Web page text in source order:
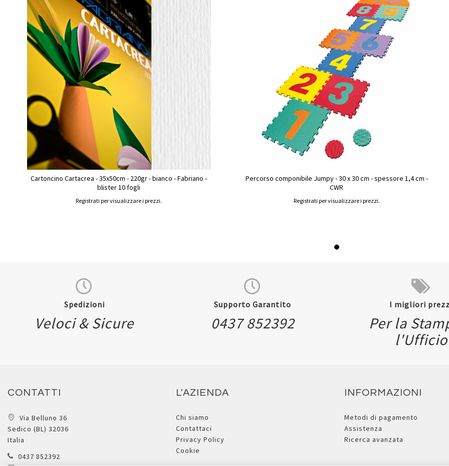
Cartoncino Cartacrea - 35x50cm - 220gr - bianco - Fabriano -
blister 10 fogli
Registrati per visualizzare i prezzi.
Percorso componibile Jumpy - 30 x 30 cm - spessore 1,4 cm -
CWR
Registrati per visualizzare i prezzi.
Spedizioni
Veloci & Sicure
Supporto Garantito
0437 852392
I migliori
Per la
l'Ufficio
CONTATTI
Via Belluno 36
Sedico (BL) 32036
Italia
0437 852392
L'AZIENDA
Chi siamo
Contattaci
Privacy Policy
Cookie
INFORMAZIONI
Metodi di pagamento
Assistenza
Ricerca avanzata